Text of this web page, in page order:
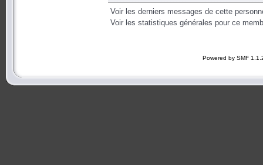
Voir les derniers messages de cette
Voir les statistiques générales pour ce
Powered by SMF